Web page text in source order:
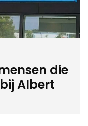
die
Albert